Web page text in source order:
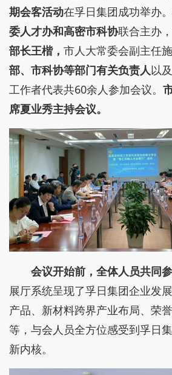
期会客活动在孚日集团成功举办
委人才办和高密市科协联合主办，
部长王楷， 市人大常委会副主任
部、市科协等部门有关负责人以
工作者代表共60余人参加会议。
席夏业秀主持会议。
会议开始前，全体人员共同
展厅系统呈现了孚日集团企业发
产品、新材料跨界产业布局、荣
等，与会人员全方位感受到孚日
新内核。